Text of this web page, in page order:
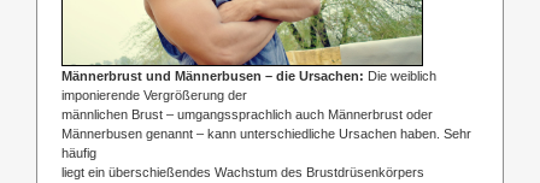
Männerbrust und Männerbusen – die Ursachen: Die weiblich
imponierende Vergrößerung der
männlichen Brust – umgangssprachlich auch Männerbrust oder
Männerbusen genannt – kann unterschiedliche Ursachen haben. Sehr
häufig
liegt ein überschießendes Wachstum des Brustdrüsenkörpers